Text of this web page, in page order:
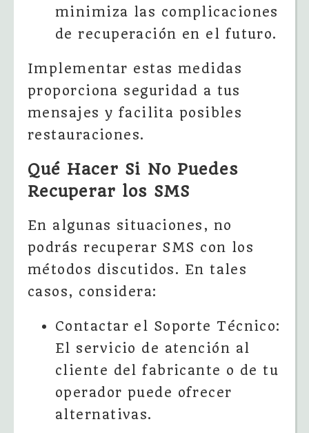
minimiza las complicaciones
de recuperación en el futuro.
Implementar estas medidas
proporciona seguridad a tus
mensajes y facilita posibles
restauraciones.
Qué Hacer Si No Puedes
Recuperar los SMS
En algunas situaciones, no
podrás recuperar SMS con los
métodos discutidos. En tales
casos, considera:
Contactar el Soporte Técnico:
El servicio de atención al
cliente del fabricante o de tu
operador puede ofrecer
alternativas.